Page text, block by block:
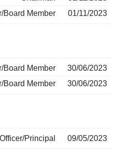
Board Member
01/11/2023
Board Member
30/06/2023
Board Member
30/06/2023
Principal 09/05/2023